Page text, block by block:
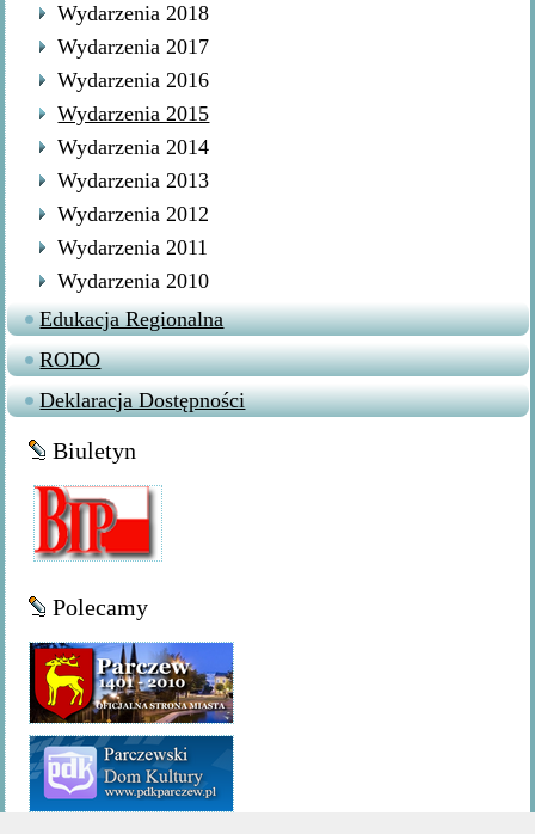
Wydarzenia 2018
Wydarzenia 2017
Wydarzenia 2016
Wydarzenia 2015
Wydarzenia 2014
Wydarzenia 2013
Wydarzenia 2012
Wydarzenia 2011
Wydarzenia 2010
Edukacja Regionalna
RODO
Deklaracja Dostępności
Biuletyn
Polecamy